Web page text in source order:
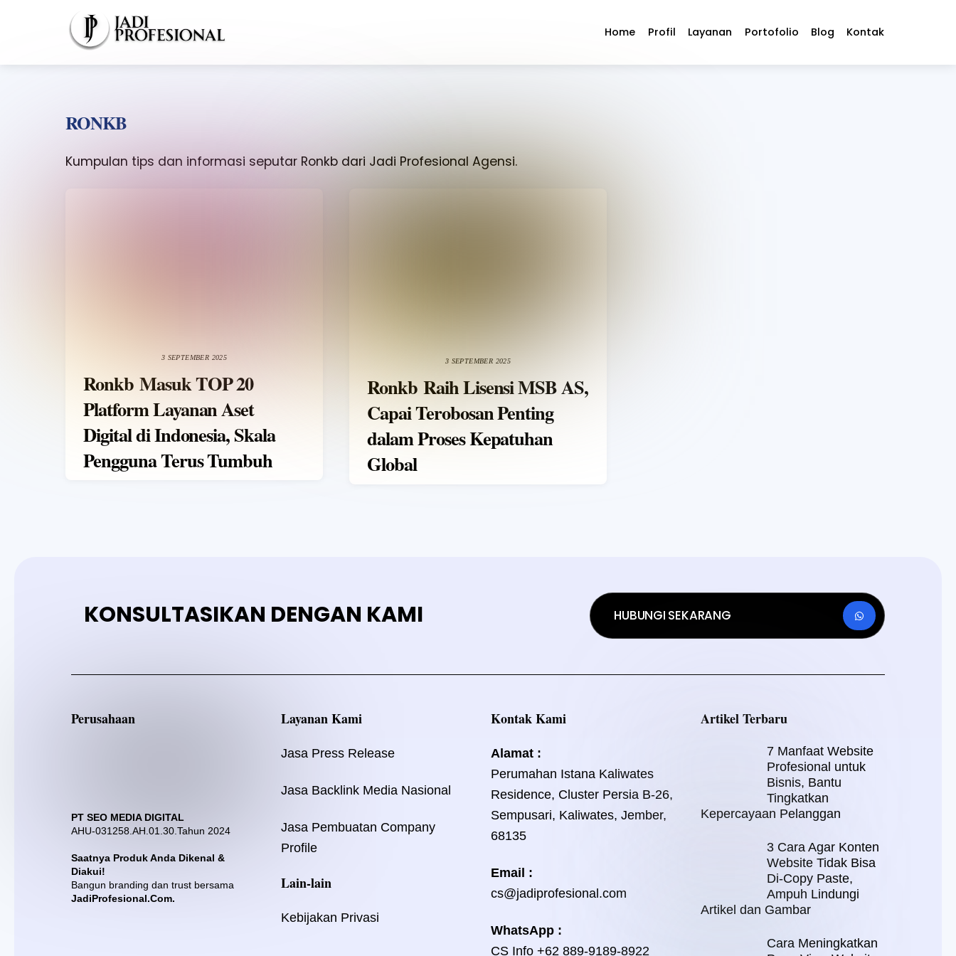
Home Profil Layanan Portofolio Blog Kontak
RONKB
Kumpulan tips dan informasi seputar Ronkb dari Jadi Profesional Agensi.
3 SEPTEMBER 2025
Ronkb Masuk TOP 20
Platform Layanan Aset
Digital di Indonesia, Skala
Pengguna Terus Tumbuh
3 SEPTEMBER 2025
Ronkb Raih Lisensi MSB AS,
Capai Terobosan Penting
dalam Proses Kepatuhan
Global
KONSULTASIKAN DENGAN KAMI HUBUNGI SEKARANG
Perusahaan
PT SEO MEDIA DIGITAL
AHU-031258.AH.01.30.Tahun 2024
Saatnya Produk Anda Dikenal &
Diakui!
Bangun branding dan trust bersama
JadiProfesional.Com.
Layanan Kami
Jasa Press Release
Jasa Backlink Media Nasional
Jasa Pembuatan Company
Profile
Lain-lain
Kebijakan Privasi
Kontak Kami
Alamat :
Perumahan Istana Kaliwates
Residence, Cluster Persia B-26,
Sempusari, Kaliwates, Jember,
68135
Email :
cs@jadiprofesional.com
WhatsApp :
CS Info+62 889-9189-8922
Artikel Terbaru
7 Manfaat Website
Profesional untuk
Bisnis, Bantu
Tingkatkan
Kepercayaan Pelanggan
3 Cara Agar Konten
Website Tidak Bisa
Di-Copy Paste,
Ampuh Lindungi
Artikel dan Gambar
Cara Meningkatkan